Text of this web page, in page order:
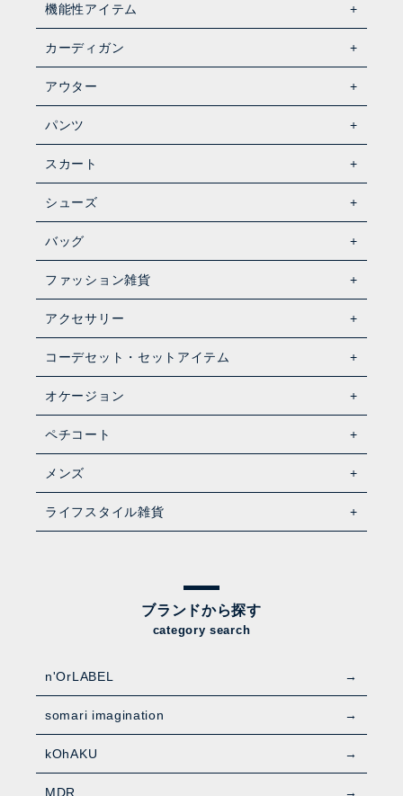
機能性アイテム
カーディガン
アウター
パンツ
スカート
シューズ
バッグ
ファッション雑貨
アクセサリー
コーデセット・セットアイテム
オケージョン
ペチコート
メンズ
ライフスタイル雑貨
ブランドから探す
category search
n'OrLABEL
somari imagination
kOhAKU
MDR